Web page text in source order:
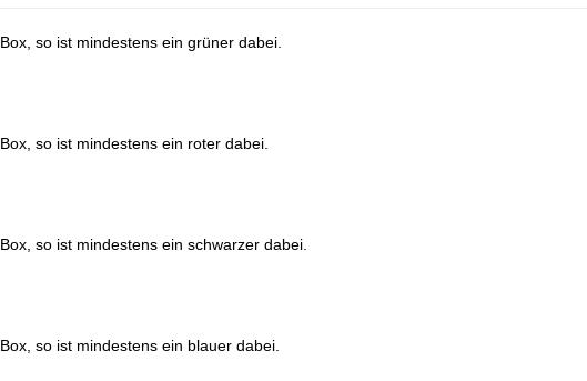
so ist mindestens ein grüner dabei.
so ist mindestens ein roter dabei.
so ist mindestens ein schwarzer dabei.
so ist mindestens ein blauer dabei.